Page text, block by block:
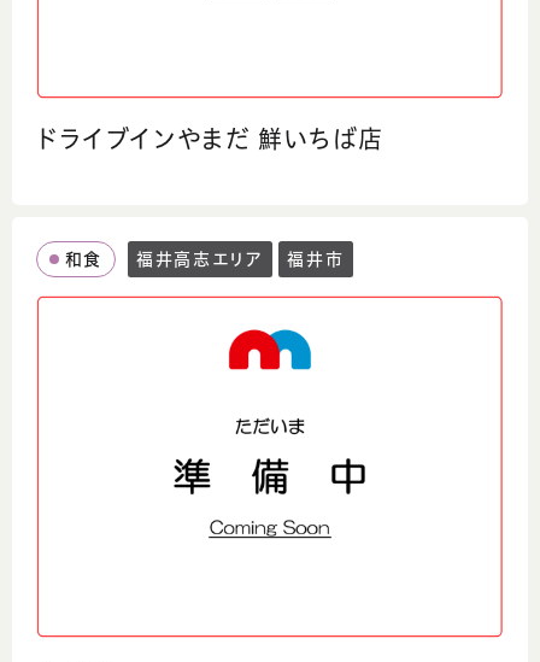
ドライブインやまだ 鮮いちば店
和食 福井高志エリア 福井市